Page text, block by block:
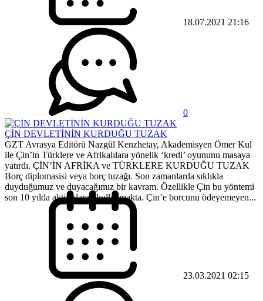
18.07.2021 21:16
0
ÇİN DEVLETİNİN KURDUĞU TUZAK
GZT Avrasya Editörü Nazgül Kenzhetay, Akademisyen Ömer Kul
ile Çin’in Türklere ve Afrikalılara yönelik ‘kredi’ oyununu masaya
yatırdı. ÇİN’İN AFRİKA ve TÜRKLERE KURDUĞU TUZAK
Borç diplomasisi veya borç tuzağı. Son zamanlarda sıklıkla
duyduğumuz ve duyacağımız bir kavram. Özellikle Çin bu yöntemi
son 10 yılda aktif olarak kullanmakta. Çin’e borcunu ödeyemeyen...
23.03.2021 02:15